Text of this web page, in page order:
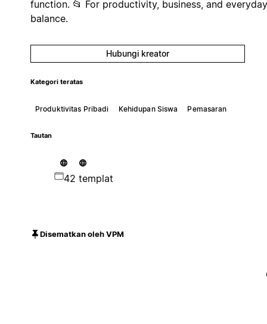
function. 📂 For productivity, business, and everyday
balance.
Hubungi kreator
Kategori teratas
Produktivitas Pribadi Kehidupan Siswa Pemasaran
Tautan
42 templat
Disematkan oleh VPM